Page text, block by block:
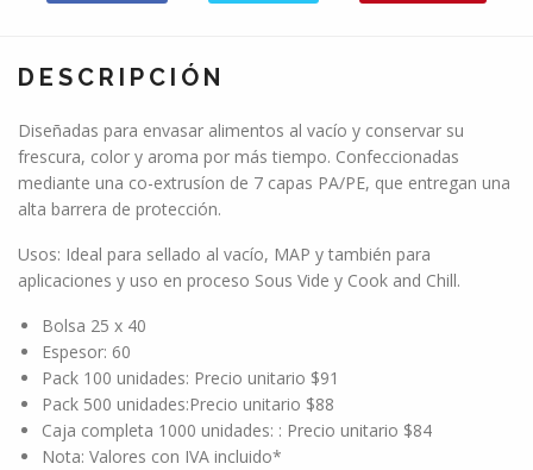
DESCRIPCIÓN
Diseñadas para envasar alimentos al vacío y conservar su
frescura, color y aroma por más tiempo. Confeccionadas
mediante una co-extrusíon de 7 capas PA/PE, que entregan una
alta barrera de protección.
Usos: Ideal para sellado al vacío, MAP y también para
aplicaciones y uso en proceso Sous Vide y Cook and Chill.
Bolsa 25 x 40
Espesor: 60
Pack 100 unidades: Precio unitario $91
Pack 500 unidades:Precio unitario $88
Caja completa 1000 unidades: : Precio unitario $84
Nota: Valores con IVA incluido*